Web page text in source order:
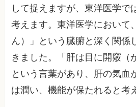
して捉えますが、東洋医学で
考えます。東洋医学において
ん）」という臓腑と深く関係
きました。「肝は目に開竅（
という言葉があり、肝の気血
は潤い、機能が保たれると考